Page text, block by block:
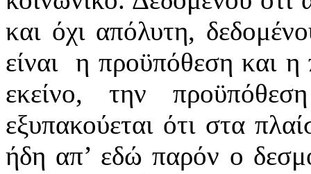
και όχι απόλυτη,
είναι η προϋπόθεση και η
εκείνο, την
εξυπακούεται ότι στα
ήδη απ’ εδώ παρόν ο